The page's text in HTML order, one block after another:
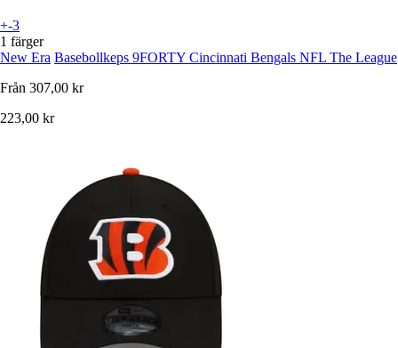
+-3
1 färger
New Era Basebollkeps 9FORTY Cincinnati Bengals NFL The League
Från 307,00 kr
223,00 kr